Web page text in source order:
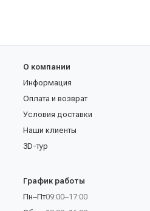
О компании
Информация
Оплата и возврат
Условия доставки
Наши клиенты
3D-тур
График работы
Пн–Пт09:00–17:00